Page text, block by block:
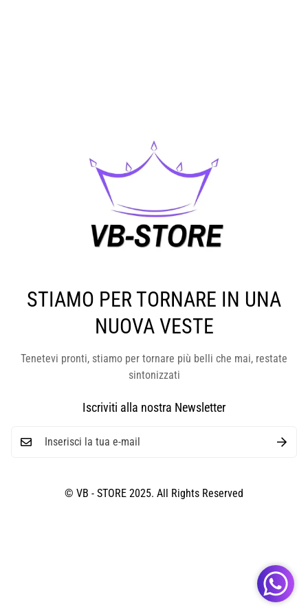
STIAMO PER TORNARE IN UNA
NUOVA VESTE
Tenetevi pronti, stiamo per tornare più belli che mai, restate
sintonizzati
Iscriviti alla nostra Newsletter
© VB - STORE 2025. All Rights Reserved